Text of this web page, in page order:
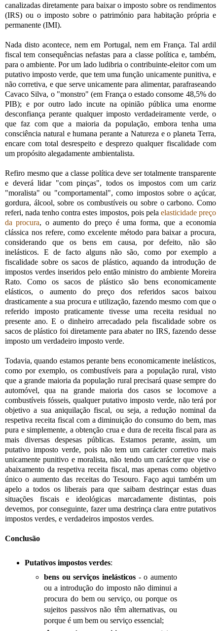
canalizadas diretamente para baixar o imposto sobre os rendimentos
(IRS) ou o imposto sobre o património para habitação própria e
permanente (IMI).
Nada disto acontece, nem em Portugal, nem em França. Tal ardil
fiscal tem consequências nefastas para a classe política e, também,
para o ambiente. Por um lado ludibria o contribuinte-eleitor com um
putativo imposto verde, que tem uma função unicamente punitiva, e
não corretiva, e que serve unicamente para alimentar, parafraseando
Cavaco Silva, o "monstro" (em França o estado consome 48,5% do
PIB); e por outro lado incute na opinião pública uma enorme
desconfiança perante qualquer imposto verdadeiramente verde, o
que faz com que a maioria da população, embora tenha uma
consciência natural e humana perante a Natureza e o planeta Terra,
encare com total desrespeito e desprezo qualquer fiscalidade com
um propósito alegadamente ambientalista.
Refiro mesmo que a classe política deve ser totalmente transparente
e deverá lidar "com pinças", todos os impostos com um cariz
"moralista" ou "comportamental", como impostos sobre o açúcar,
gordura, álcool, sobre os combustíveis ou sobre o carbono. Como
referi, nada tenho contra estes impostos, pois pela elasticidade preço
da procura, o aumento do preço é uma forma, que a economia
clássica nos refere, como excelente método para baixar a procura,
considerando que os bens em causa, por defeito, não são
inelásticos. E de facto alguns não são, como por exemplo a
fiscalidade sobre os sacos de plástico, aquando da introdução de
impostos verdes inseridos pelo então ministro do ambiente Moreira
Rato. Como os sacos de plástico são bens economicamente
elásticos, o aumento do preço dos referidos sacos baixou
drasticamente a sua procura e utilização, fazendo mesmo com que o
referido imposto praticamente tivesse uma receita residual no
presente ano. E o dinheiro arrecadado pela fiscalidade sobre os
sacos de plástico foi diretamente para abater no IRS, fazendo desse
imposto um verdadeiro imposto verde.
Todavia, quando estamos perante bens economicamente inelásticos,
como por exemplo, os combustíveis para a população rural, visto
que a grande maioria da população rural precisará quase sempre do
automóvel, qua na grande maioria dos casos se locomove a
combustíveis fósseis, qualquer putativo imposto verde, não terá por
objetivo a sua aniquilação fiscal, ou seja, a redução nominal da
respetiva receita fiscal com a diminuição do consumo do bem, mas
pura e simplemente, a obtenção crua e dura de receita fiscal para as
mais diversas despesas públicas. Estamos perante, assim, um
putativo imposto verde, pois não tem um carácter corretivo mais
unicamente punitivo e moralista, não tendo um carácter que vise o
abaixamento da respetiva receita fiscal, mas apenas como objetivo
único o aumento das receitas do Tesouro. Faço aqui também um
apelo a todos os liberais para que saibam destrinçar estas duas
situações fiscais e ideológicas marcadamente distintas, pois
devemos, por conseguinte, fazer uma destrinça clara entre putativos
impostos verdes, e verdadeiros impostos verdes.
Conclusão
Putativos impostos verdes:
bens ou serviços inelásticos - o aumento
ou a introdução do imposto não diminui a
procura do bem ou serviço, ou porque os
sujeitos passivos não têm alternativas, ou
porque é um bem ou serviço essencial;